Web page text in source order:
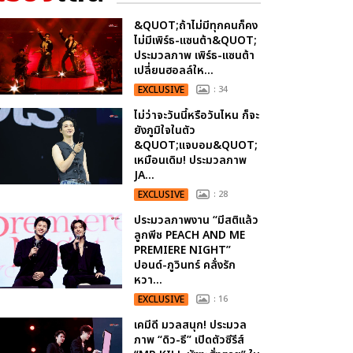
&QUOT;ถ้าไม่มีทุกคนก็คง
ไม่มีเพิร์ธ-แซนต้า&QUOT;
ประมวลภาพ เพิร์ธ-แซนต้า
เปลี่ยนฮอลล์ให...
EXCLUSIVE : 34
ไม่ว่าจะวันนี้หรือวันไหน ก็จะ
ยังภูมิใจในตัว
&QUOT;แจบอม&QUOT;
เหมือนเดิม! ประมวลภาพ
JA...
EXCLUSIVE : 28
ประมวลภาพงาน “มีสติแล้ว
ลูกพีช PEACH AND ME
PREMIERE NIGHT”
ปอนด์-ภูวินทร์ คลั่งรัก
หวา...
EXCLUSIVE : 16
เคมีดี มวลสนุก! ประมวล
ภาพ “ดิว-ธี” เปิดตัวซีรีส์